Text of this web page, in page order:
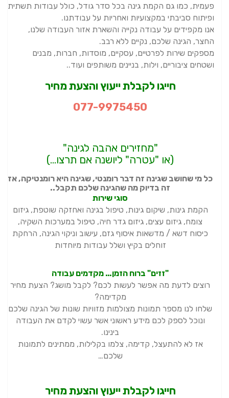
פעמית, כמו גם הקמת גינה בכל סדר גודל, כולל עבודות תשתית
ופיתוח סביבתי במקצועיות ואחריות על עבודתנו.
אנו מקפידים על עבודה נקייה והשארת אזור העבודה שלנו,
החצר, הגינה שלכם, נקיים ללא רבב.
מספקים שירות לפרטיים, עסקיים, מוסדות, חברות, מבנים
ושטחים ציבוריים, וילות, בניינים משותפים ועוד..
חייגו לקבלת ייעוץ והצעת מחיר
077-9975450
"מחזירים אהבה לגינה"
(או "עטרה" ליושנה אם תרצו…)
כל מי שחושב שגינה זה דבר רומנטי, שגינה היא רומנטיקה, אז
זה בדיוק מה שהגינה שלכם תקבל..
סוגי שירות
הקמת גינות, שיקום גינות, טיפול בגינה ואחזקה שוטפת, גיזום
צומח, גיזום עצים, גיזום גדר חיה, טיפול במערכות השקיה,
כיסוח דשא / מדשאות איסוף גזם, עישוב וניקוי הגינה, הרחקת
זוחלים בקיץ ושלל עבודות מיוחדות
"זזים" ברוח הזמן… מקדמים עבודה
רוצים לדעת מה אפשר לעשות לכם? לקבל מושג? הצעת מחיר
מקדימה?
שלחו לנו מספר תמונות מצולמות מזוויות שונות של הגינה שלכם
ונוכל לספק לכם מידע ראשוני אשר עשוי לקדם את העבודה
בינינו.
אז לא להתעצל, קדימה, צלמו בקלילות, ממתינים לתמונות
שלכם…
חייגו לקבלת ייעוץ והצעת מחיר